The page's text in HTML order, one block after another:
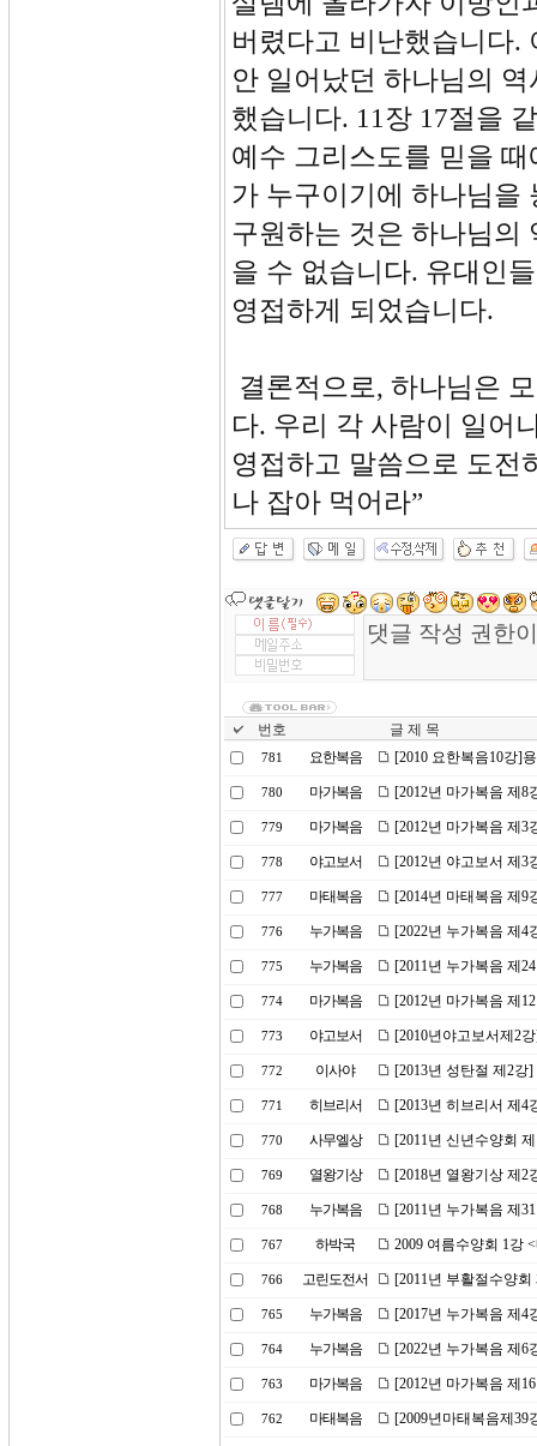
버렸다고 비난했습니다.
안 일어났던 하나님의
했습니다. 11장 17절을
예수 그리스도를 믿을
가 누구이기에 하나님을
구원하는 것은 하나님의
을 수 없습니다. 유대인
영접하게 되었습니다.
결론적으로, 하나님은
다. 우리 각 사람이 일어
영접하고 말씀으로 도전
나 잡아 먹어라”
번호 글 제 목
781 요한복음 [2010 요한복음10강]
780 마가복음 [2012년 마가복음 제8
779 마가복음 [2012년 마가복음 제3
778 야고보서 [2012년 야고보서 제3
777 마태복음 [2014년 마태복음 제9
776 누가복음 [2022년 누가복음 제4
775 누가복음 [2011년 누가복음 제
774 마가복음 [2012년 마가복음 제
773 야고보서 [2010년야고보서제2
772 이사야 [2013년 성탄절 제2강
771 히브리서 [2013년 히브리서 제4
770 사무엘상 [2011년 신년수양회
769 열왕기상 [2018년 열왕기상 제2
768 누가복음 [2011년 누가복음 제
767 하박국 2009 여름수양회 1강
766 고린도전서 [2011년 부활절수양
765 누가복음 [2017년 누가복음 제4
764 누가복음 [2022년 누가복음 제
763 마가복음 [2012년 마가복음 제
762 마태복음 [2009년마태복음제39